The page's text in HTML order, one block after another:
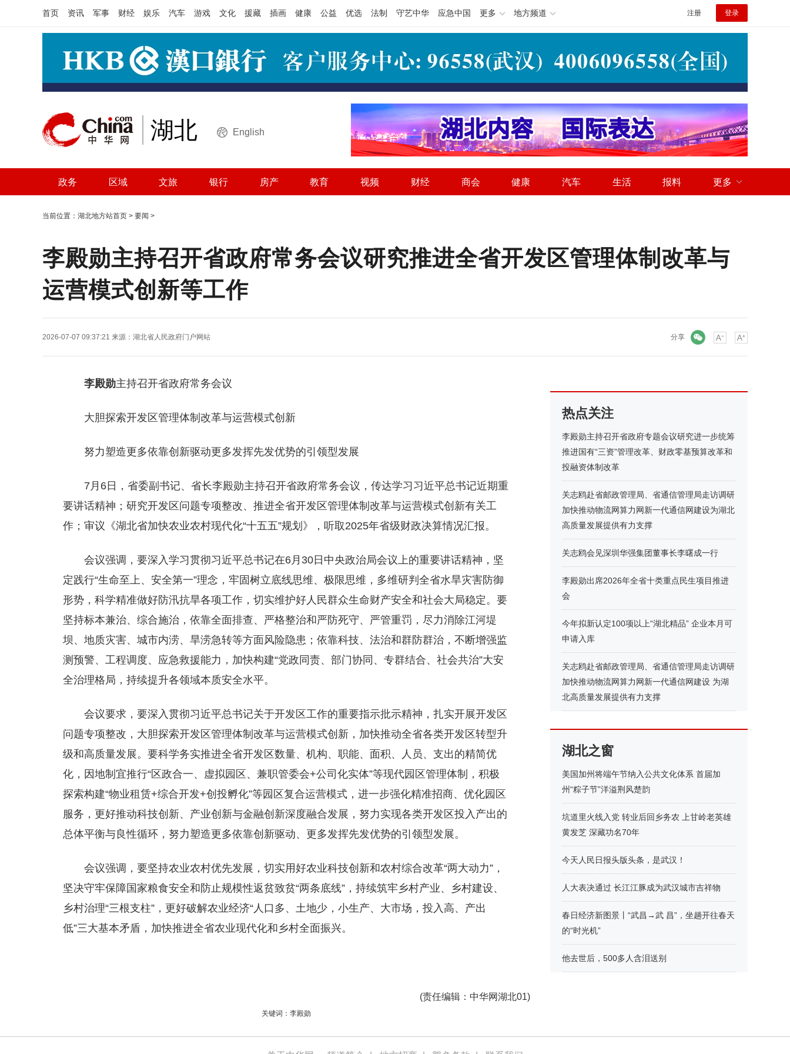
首页 资讯 军事 财经 娱乐 汽车 游戏 文化 援藏 插画 健康 公益 优选 法制 守艺中华 应急中国 更多 地方频道 注册 登录
湖北 English
政务 区域 文旅 银行 房产 教育 视频 财经 商会 健康 汽车 生活 报料 更多
当前位置： 湖北地方站首页 > 要闻 >
李殿勋主持召开省政府常务会议研究推进全省开发区管理体制改革与
运营模式创新等工作
2026-07-07 09:37:21 来源： 湖北省人民政府门户网站 分享
李殿勋主持召开省政府常务会议
大胆探索开发区管理体制改革与运营模式创新
努力塑造更多依靠创新驱动更多发挥先发优势的引领型发展
7月6日，省委副书记、省长李殿勋主持召开省政府常务会议，传达学习习近平总书记近期重
要讲话精神；研究开发区问题专项整改、推进全省开发区管理体制改革与运营模式创新有关工
作；审议《湖北省加快农业农村现代化“十五五”规划》，听取2025年省级财政决算情况汇报。
会议强调， 要深入学习贯彻习近平总书记在6月30日中央政治局会议上的重要讲话精神，坚
定践行“生命至上、安全第一”理念，牢固树立底线思维、极限思维，多维研判全省水旱灾害防御
形势，科学精准做好防汛抗旱各项工作，切实维护好人民群众生命财产安全和社会大局稳定。要
坚持标本兼治、综合施治，依靠全面排查、严格整治和严防死守、严管重罚，尽力消除江河堤
坝、地质灾害、城市内涝、旱涝急转等方面风险隐患；依靠科技、法治和群防群治，不断增强监
测预警、工程调度、应急救援能力，加快构建“党政同责、部门协同、专群结合、社会共治”大安
全治理格局，持续提升各领域本质安全水平。
会议要求， 要深入贯彻习近平总书记关于开发区工作的重要指示批示精神，扎实开展开发区
问题专项整改，大胆探索开发区管理体制改革与运营模式创新，加快推动全省各类开发区转型升
级和高质量发展。要科学务实推进全省开发区数量、机构、职能、面积、人员、支出的精简优
化，因地制宜推行“区政合一、虚拟园区、兼职管委会+公司化实体”等现代园区管理体制，积极
探索构建“物业租赁+综合开发+创投孵化”等园区复合运营模式，进一步强化精准招商、优化园区
服务，更好推动科技创新、产业创新与金融创新深度融合发展，努力实现各类开发区投入产出的
总体平衡与良性循环，努力塑造更多依靠创新驱动、更多发挥先发优势的引领型发展。
会议强调， 要坚持农业农村优先发展，切实用好农业科技创新和农村综合改革“两大动力”，
坚决守牢保障国家粮食安全和防止规模性返贫致贫“两条底线”，持续筑牢乡村产业、乡村建设、
乡村治理“三根支柱”，更好破解农业经济“人口多、土地少，小生产、大市场，投入高、产出
低”三大基本矛盾，加快推进全省农业现代化和乡村全面振兴。
(责任编辑 ：中华网湖北01)
关键词：李殿勋
热点关注
李殿勋主持召开省政府专题会议研究进一步统筹
推进国有“三资”管理改革、财政零基预算改革和
投融资体制改革
关志鸥赴省邮政管理局、省通信管理局走访调研
加快推动物流网算力网新一代通信网建设为湖北
高质量发展提供有力支撑
关志鸥会见深圳华强集团董事长李曙成一行
李殿勋出席2026年全省十类重点民生项目推进
会
今年拟新认定100项以上“湖北精品” 企业本月可
申请入库
关志鸥赴省邮政管理局、省通信管理局走访调研
加快推动物流网算力网新一代通信网建设 为湖
北高质量发展提供有力支撑
湖北之窗
美国加州将端午节纳入公共文化体系 首届加
州“粽子节”洋溢荆风楚韵
坑道里火线入党 转业后回乡务农 上甘岭老英雄
黄发芝 深藏功名70年
今天人民日报头版头条，是武汉！
人大表决通过 长江江豚成为武汉城市吉祥物
春日经济新图景丨“武昌→武 昌”，坐趟开往春天
的“时光机”
他去世后，500多人含泪送别